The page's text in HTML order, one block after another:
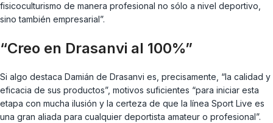
fisicoculturismo de manera profesional no sólo a nivel deportivo,
sino también empresarial”.
“Creo en Drasanvi al 100%”
Si algo destaca Damián de Drasanvi es, precisamente, “la calidad y
eficacia de sus productos”, motivos suficientes “para iniciar esta
etapa con mucha ilusión y la certeza de que la línea Sport Live es
una gran aliada para cualquier deportista amateur o profesional”.